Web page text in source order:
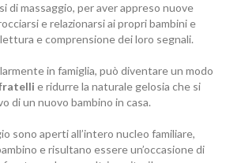
di massaggio, per aver appreso nuove
e relazionarsi ai propri bambini e
e comprensione dei loro segnali.
in famiglia, può diventare un modo
e ridurre la naturale gelosia che si
di un nuovo bambino in casa.
sono aperti all’intero nucleo familiare,
e risultano essere un’occasione di